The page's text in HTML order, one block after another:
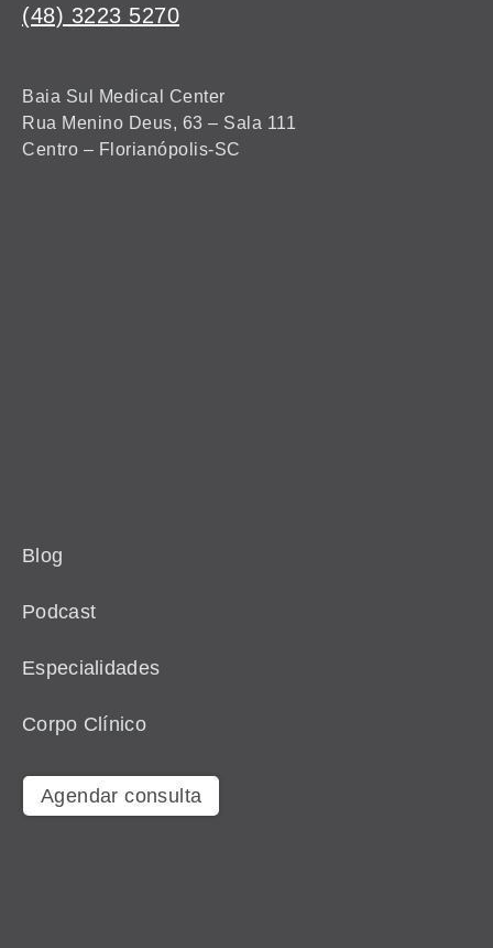
(48) 3223 5270
Baia Sul Medical Center
Rua Menino Deus, 63 – Sala 111
Centro – Florianópolis-SC
Blog
Podcast
Especialidades
Corpo Clínico
Agendar consulta